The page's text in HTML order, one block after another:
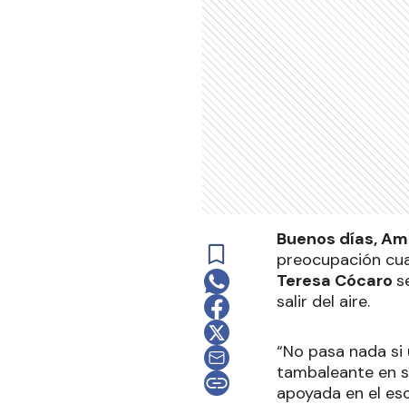
Buenos días,
preocupación
Teresa Cócaro
salir del aire.
“No pasa nada
tambaleante en
apoyada en el